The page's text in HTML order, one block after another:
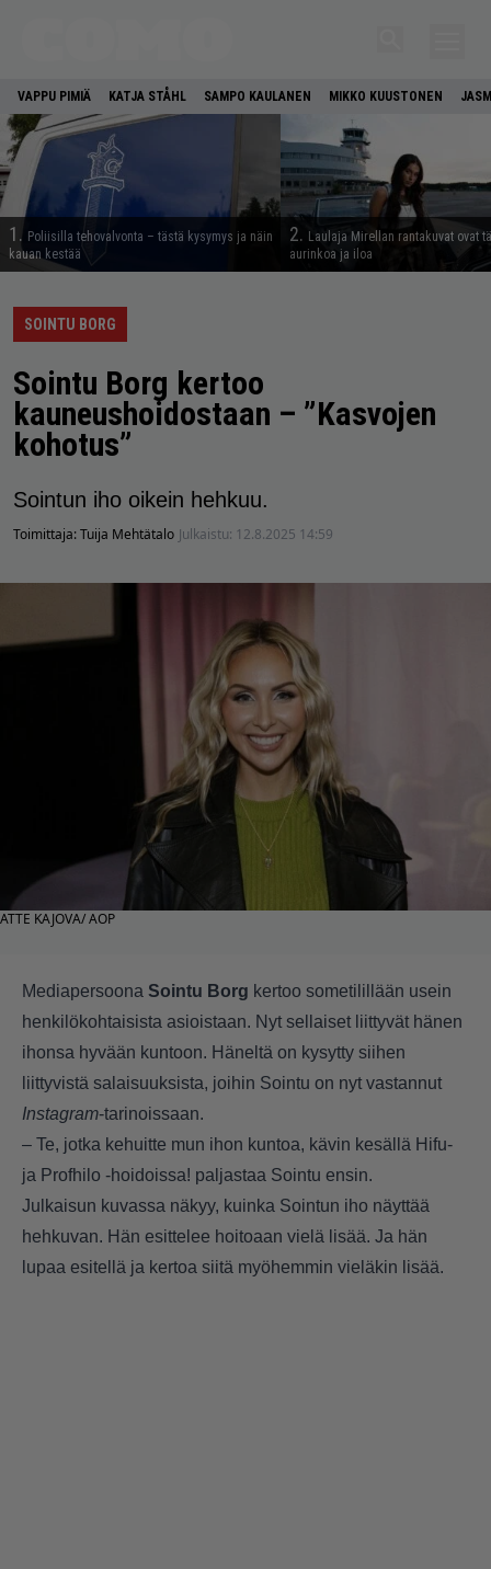
VAPPU PIMIÄ KATJA STÅHL SAMPO KAULANEN MIKKO KUUSTONEN
1. Poliisilla tehovalvonta – tästä kysymys ja näin
kauan kestää
2. Laulaja Mirellan rantakuvat ovat
aurinkoa ja iloa
SOINTU BORG
Sointu Borg kertoo
kauneushoidostaan – ”Kasvojen
kohotus”
Sointun iho oikein hehkuu.
Toimittaja:Tuija Mehtätalo Julkaistu: 12.8.2025 14:59
ATTE KAJOVA/ AOP
Mediapersoona Sointu Borg kertoo sometilillään usein
henkilökohtaisista asioistaan. Nyt sellaiset liittyvät hänen
ihonsa hyvään kuntoon. Häneltä on kysytty siihen
liittyvistä salaisuuksista, joihin Sointu on nyt vastannut
Instagram-tarinoissaan.
– Te, jotka kehuitte mun ihon kuntoa, kävin kesällä Hifu-
ja Profhilo -hoidoissa! paljastaa Sointu ensin.
Julkaisun kuvassa näkyy, kuinka Sointun iho näyttää
hehkuvan. Hän esittelee hoitoaan vielä lisää. Ja hän
lupaa esitellä ja kertoa siitä myöhemmin vieläkin lisää.